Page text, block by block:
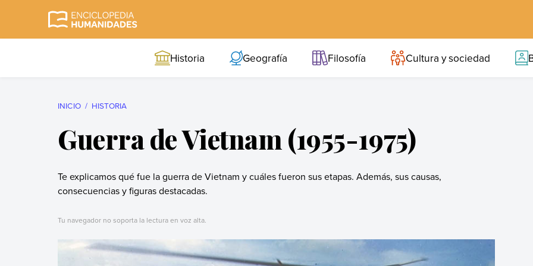
Historia Geografía Filosofía Cultura y sociedad
INICIO HISTORIA
Guerra de Vietnam (1955-1975)
Te explicamos qué fue la guerra de Vietnam y cuáles fueron sus etapas. Además, sus causas,
consecuencias y figuras destacadas.
Tu navegador no soporta la lectura en voz alta.